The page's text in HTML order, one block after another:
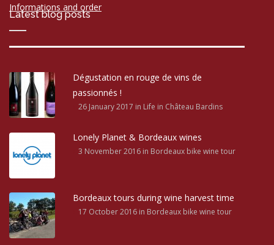
Informations and order
Latest blog posts
Dégustation en rouge de vins de
passionnés !
26 January 2017 in Life in Château Bardins
Lonely Planet & Bordeaux wines
3 November 2016in Bordeaux bike wine tour
Bordeaux tours during wine harvest time
17 October 2016in Bordeaux bike wine tour